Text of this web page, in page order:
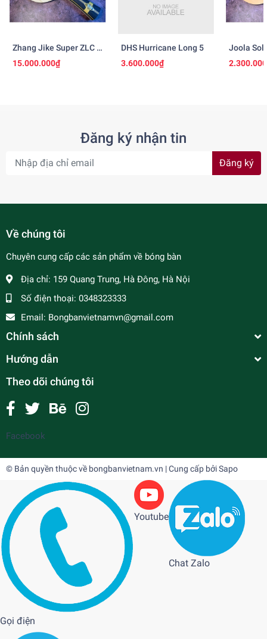
Zhang Jike Super ZLC -
Ngừng Sản Xuất
15.000.000₫
DHS Hurricane Long 5
3.600.000₫
Joola
Đăng ký nhận tin
Đăng ký
Về chúng tôi
Chuyên cung cấp các sản phẩm về bóng bàn
Địa chỉ: 159 Quang Trung, Hà Đông, Hà Nội
Số điện thoại: 0348323333
Email: Bongbanvietnamvn@gmail.com
Chính sách
Hướng dẫn
Theo dõi chúng tôi
Facebook
© Bản quyền thuộc về bongbanvietnam.vn | Cung cấp bởiSapo
Gọi điện
Youtube
Chat Zalo